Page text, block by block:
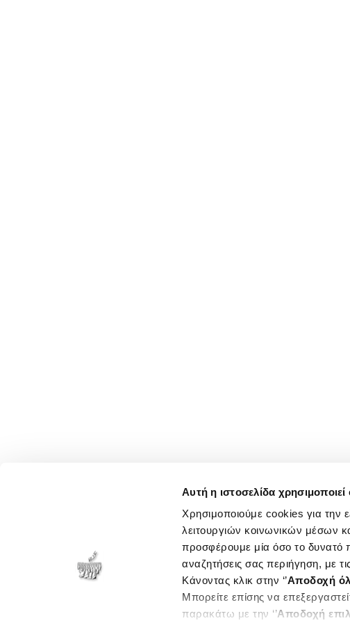
Αυτή η ιστοσελίδα
Χρησιμοποιούμε cookies για την
λειτουργιών κοινωνικών μέσων
προσφέρουμε μία όσο το δυνατό
αναζητήσεις σας περιήγηση, με
Κάνοντας κλικ στην ‘’Αποδοχή
Μπορείτε επίσης να
παρακάτω με την ‘’Αποδοχή